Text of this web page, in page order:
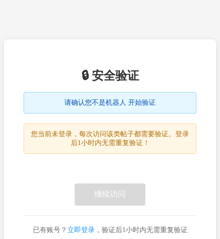
🔒 安全验证
请确认您不是机器人 开始验证
您当前未登录，每次访问该类帖子都需要验证。登录
后1小时内无需重复验证！
继续访问
已有账号？ 立即登录，验证后1小时内无需重复验证